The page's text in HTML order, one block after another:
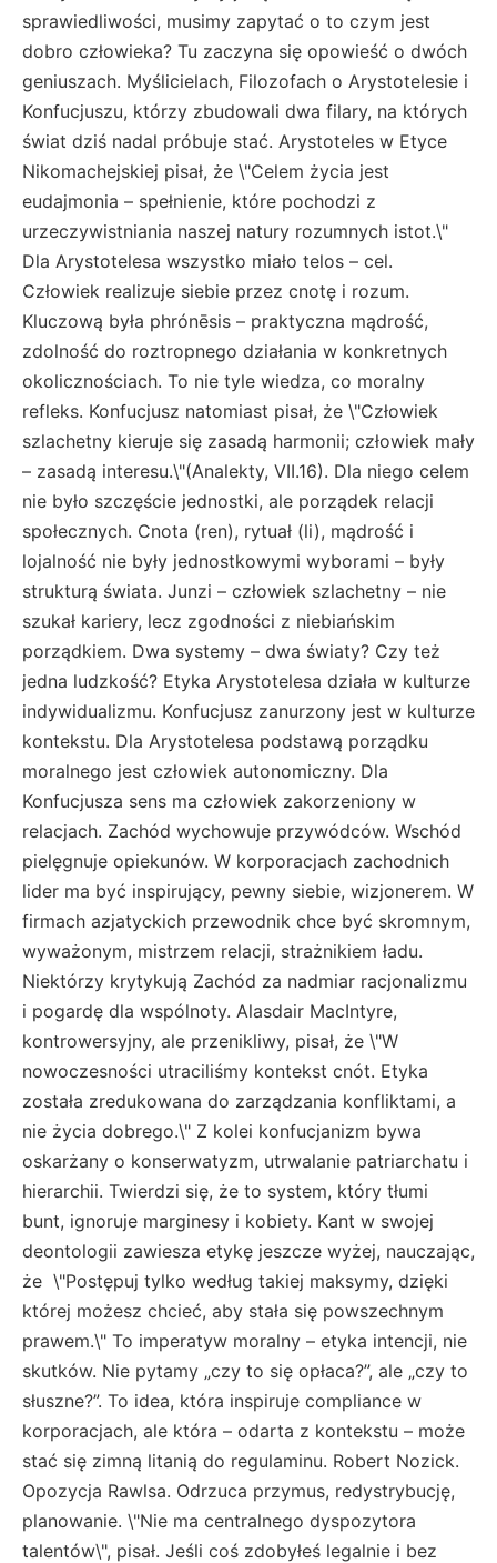
sprawiedliwości, musimy zapytać o to czym jest
dobro człowieka? Tu zaczyna się opowieść o dwóch
geniuszach. Myślicielach, Filozofach o Arystotelesie i
Konfucjuszu, którzy zbudowali dwa filary, na których
świat dziś nadal próbuje stać. Arystoteles w Etyce
Nikomachejskiej pisał, że \"Celem życia jest
eudajmonia – spełnienie, które pochodzi z
urzeczywistniania naszej natury rozumnych istot.\"
Dla Arystotelesa wszystko miało telos – cel.
Człowiek realizuje siebie przez cnotę i rozum.
Kluczową była phrónēsis – praktyczna mądrość,
zdolność do roztropnego działania w konkretnych
okolicznościach. To nie tyle wiedza, co moralny
refleks. Konfucjusz natomiast pisał, że \"Człowiek
szlachetny kieruje się zasadą harmonii; człowiek mały
– zasadą interesu.\"(Analekty, VII.16). Dla niego celem
nie było szczęście jednostki, ale porządek relacji
społecznych. Cnota (ren), rytuał (li), mądrość i
lojalność nie były jednostkowymi wyborami – były
strukturą świata. Junzi – człowiek szlachetny – nie
szukał kariery, lecz zgodności z niebiańskim
porządkiem. Dwa systemy – dwa światy? Czy też
jedna ludzkość? Etyka Arystotelesa działa w kulturze
indywidualizmu. Konfucjusz zanurzony jest w kulturze
kontekstu. Dla Arystotelesa podstawą porządku
moralnego jest człowiek autonomiczny. Dla
Konfucjusza sens ma człowiek zakorzeniony w
relacjach. Zachód wychowuje przywódców. Wschód
pielęgnuje opiekunów. W korporacjach zachodnich
lider ma być inspirujący, pewny siebie, wizjonerem. W
firmach azjatyckich przewodnik chce być skromnym,
wyważonym, mistrzem relacji, strażnikiem ładu.
Niektórzy krytykują Zachód za nadmiar racjonalizmu
i pogardę dla wspólnoty. Alasdair MacIntyre,
kontrowersyjny, ale przenikliwy, pisał, że \"W
nowoczesności utraciliśmy kontekst cnót. Etyka
została zredukowana do zarządzania konfliktami, a
nie życia dobrego.\" Z kolei konfucjanizm bywa
oskarżany o konserwatyzm, utrwalanie patriarchatu i
hierarchii. Twierdzi się, że to system, który tłumi
bunt, ignoruje marginesy i kobiety. Kant w swojej
deontologii zawiesza etykę jeszcze wyżej, nauczając,
że \"Postępuj tylko według takiej maksymy, dzięki
której możesz chcieć, aby stała się powszechnym
prawem.\" To imperatyw moralny – etyka intencji, nie
skutków. Nie pytamy „czy to się opłaca?”, ale „czy to
słuszne?”. To idea, która inspiruje compliance w
korporacjach, ale która – odarta z kontekstu – może
stać się zimną litanią do regulaminu. Robert Nozick.
Opozycja Rawlsa. Odrzuca przymus, redystrybucję,
planowanie. \"Nie ma centralnego dyspozytora
talentów\", pisał. Jeśli coś zdobyłeś legalnie i bez